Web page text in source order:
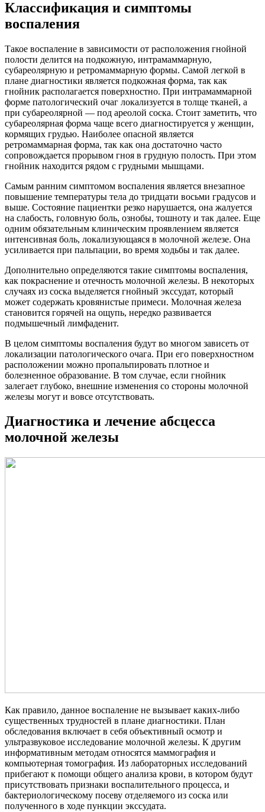
Классификация и симптомы
воспаления
Такое воспаление в зависимости от расположения гнойной
полости делится на подкожную, интрамаммарную,
субареолярную и ретромаммарную формы. Самой легкой в
плане диагностики является подкожная форма, так как
гнойник располагается поверхностно. При интрамаммарной
форме патологический очаг локализуется в толще тканей, а
при субареолярной — под ареолой соска. Стоит заметить, что
субареолярная форма чаще всего диагностируется у женщин,
кормящих грудью. Наиболее опасной является
ретромаммарная форма, так как она достаточно часто
сопровождается прорывом гноя в грудную полость. При этом
гнойник находится рядом с грудными мышцами.
Самым ранним симптомом воспаления является внезапное
повышение температуры тела до тридцати восьми градусов и
выше. Состояние пациентки резко нарушается, она жалуется
на слабость, головную боль, ознобы, тошноту и так далее. Еще
одним обязательным клиническим проявлением является
интенсивная боль, локализующаяся в молочной железе. Она
усиливается при пальпации, во время ходьбы и так далее.
Дополнительно определяются такие симптомы воспаления,
как покраснение и отечность молочной железы. В некоторых
случаях из соска выделяется гнойный экссудат, который
может содержать кровянистые примеси. Молочная железа
становится горячей на ощупь, нередко развивается
подмышечный лимфаденит.
В целом симптомы воспаления будут во многом зависеть от
локализации патологического очага. При его поверхностном
расположении можно пропальпировать плотное и
болезненное образование. В том случае, если гнойник
залегает глубоко, внешние изменения со стороны молочной
железы могут и вовсе отсутствовать.
Диагностика и лечение абсцесса
молочной железы
Как правило, данное воспаление не вызывает каких-либо
существенных трудностей в плане диагностики. План
обследования включает в себя объективный осмотр и
ультразвуковое исследование молочной железы. К другим
информативным методам относятся маммография и
компьютерная томография. Из лабораторных исследований
прибегают к помощи общего анализа крови, в котором будут
присутствовать признаки воспалительного процесса, и
бактериологическому посеву отделяемого из соска или
полученного в ходе пункции экссудата.